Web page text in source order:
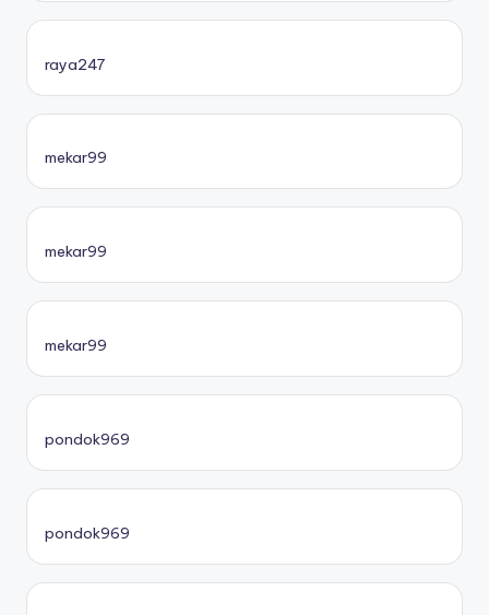
raya247
mekar99
mekar99
mekar99
pondok969
pondok969